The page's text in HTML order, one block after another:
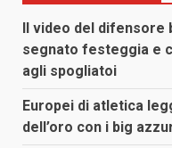
Il video del
segnato festeggia e
agli spogliatoi
Europei di atletica
dell’oro con i big